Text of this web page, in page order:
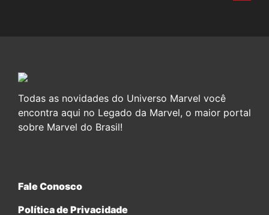
Todas as novidades do Universo Marvel você
encontra aqui no Legado da Marvel, o maior portal
sobre Marvel do Brasil!
Fale Conosco
Política de Privacidade